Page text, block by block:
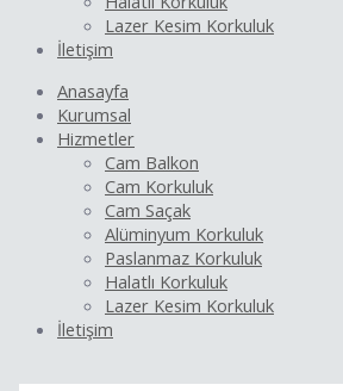
Lazer Kesim Korkuluk
İletişim
Anasayfa
Kurumsal
Hizmetler
Cam Balkon
Cam Korkuluk
Cam Saçak
Alüminyum Korkuluk
Paslanmaz Korkuluk
Halatlı Korkuluk
Lazer Kesim Korkuluk
İletişim